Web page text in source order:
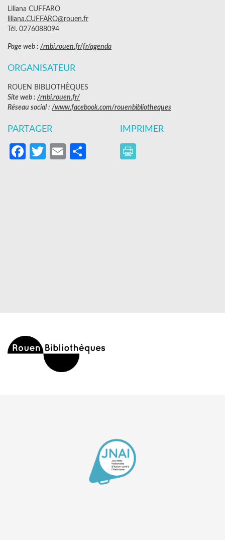
Liliana CUFFARO
liliana.CUFFARO@rouen.fr
Tél. 0276088094
Page web : /rnbi.rouen.fr/fr/agenda
ORGANISATEUR
ROUEN BIBLIOTHÈQUES
Site web : /rnbi.rouen.fr/
Réseau social : /www.facebook.com/rouenbibliotheques
PARTAGER
Facebook
Twitter
EmailPartager
IMPRIMER